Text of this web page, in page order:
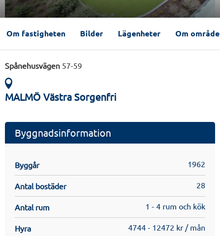
Om fastigheten Bilder Lägenheter Om
Spånehusvägen 57-59
MALMÖ Västra Sorgenfri
Byggnadsinformation
Byggår 1962
Antal bostäder 28
Antal rum 1 - 4 rum och kök
Hyra 4744 - 12472 kr / mån